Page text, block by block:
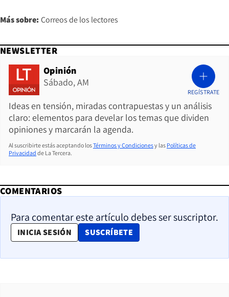
Más sobre: Correos de los lectores
NEWSLETTER
Opinión
Sábado, AM
Ideas en tensión, miradas contrapuestas y un análisis
claro: elementos para develar los temas que dividen
opiniones y marcarán la agenda.
REGÍSTRATE
Al suscribirte estás aceptando losTérminos y Condicionesy las Políticas de
Privacidad de La Tercera.
COMENTARIOS
Para comentar este artículo debes ser suscriptor.
INICIA SESIÓN SUSCRÍBETE
OPENS IN NEW WINDOW